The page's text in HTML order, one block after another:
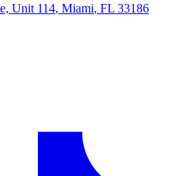
Unit 114, Miami, FL 33186